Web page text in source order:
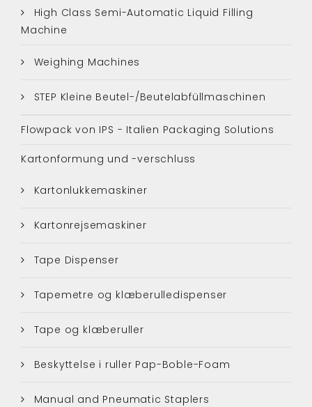
High Class Semi-Automatic Liquid Filling
Machine
Weighing Machines
STEP Kleine Beutel-/Beutelabfüllmaschinen
Flowpack von IPS - Italien Packaging Solutions
Kartonformung und -verschluss
Kartonlukkemaskiner
Kartonrejsemaskiner
Tape Dispenser
Tapemetre og klæberulledispenser
Tape og klæberuller
Beskyttelse i ruller Pap-Boble-Foam
Manual and Pneumatic Staplers